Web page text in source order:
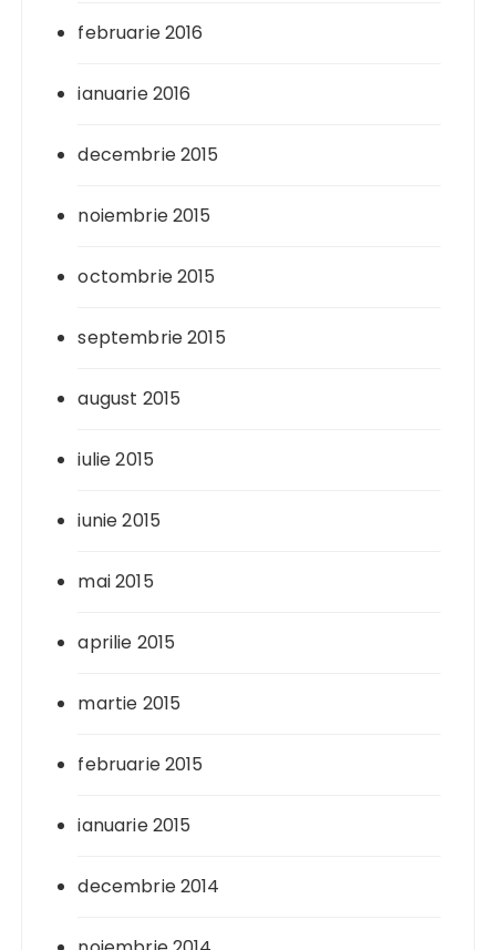
februarie 2016
ianuarie 2016
decembrie 2015
noiembrie 2015
octombrie 2015
septembrie 2015
august 2015
iulie 2015
iunie 2015
mai 2015
aprilie 2015
martie 2015
februarie 2015
ianuarie 2015
decembrie 2014